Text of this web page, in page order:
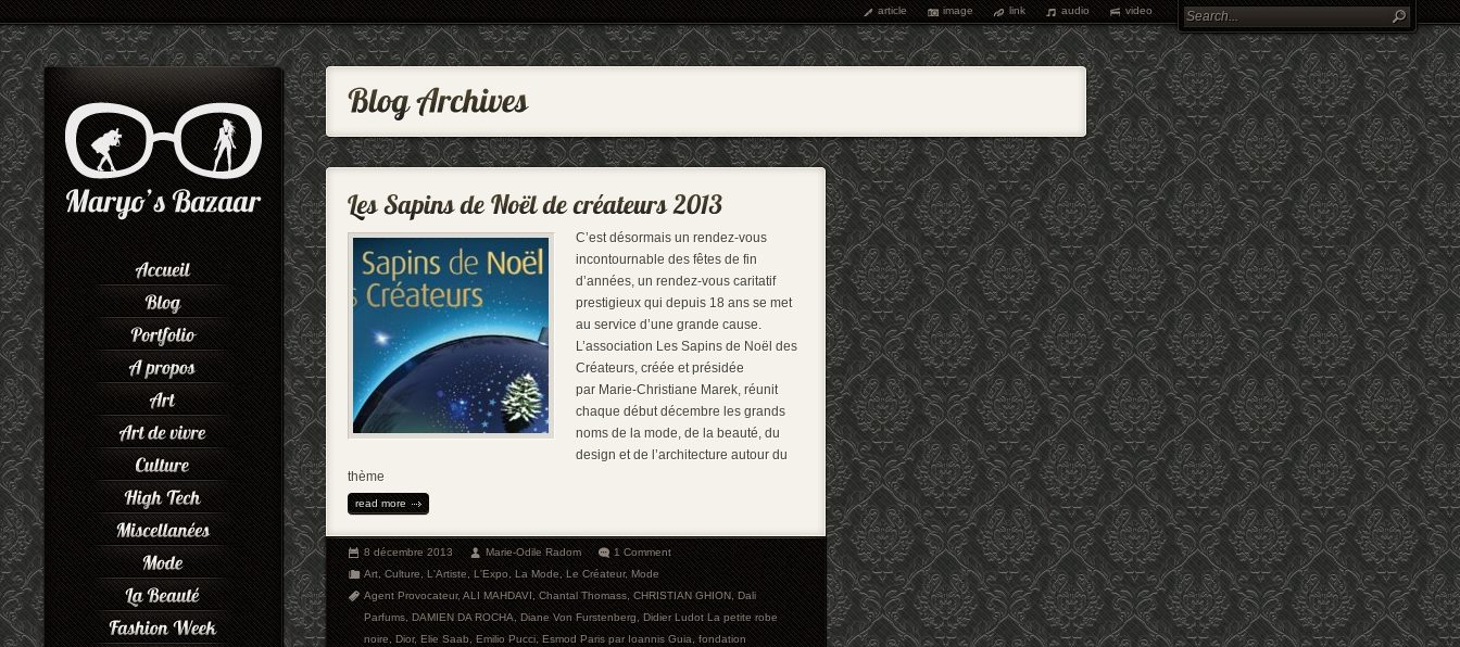
article image link audio video
C’est désormais un rendez-vous
incontournable des fêtes de fin
d’années, un rendez-vous caritatif
prestigieux qui depuis 18 ans se met
au service d’une grande cause.
L’association Les Sapins de Noël des
Créateurs, créée et présidée
par Marie-Christiane Marek, réunit
chaque début décembre les grands
noms de la mode, de la beauté, du
design et de l’architecture autour du
thème
read more
8 décembre 2013 Marie-Odile Radom
1 Comment
Art,Culture,L'Artiste,L'Expo,La Mode,Le Créateur,Mode
Agent Provocateur,ALI MAHDAVI,Chantal Thomass,CHRISTIAN GHION,Dali
Parfums,DAMIEN DA ROCHA,Diane Von Furstenberg,Didier Ludot La petite robe
noire,Dior,Elie Saab,Emilio Pucci,Esmod Paris par Ioannis Guia,fondation